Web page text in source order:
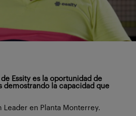
Essity es la oportunidad de
demostrando la capacidad que
Leader en Planta Monterrey.